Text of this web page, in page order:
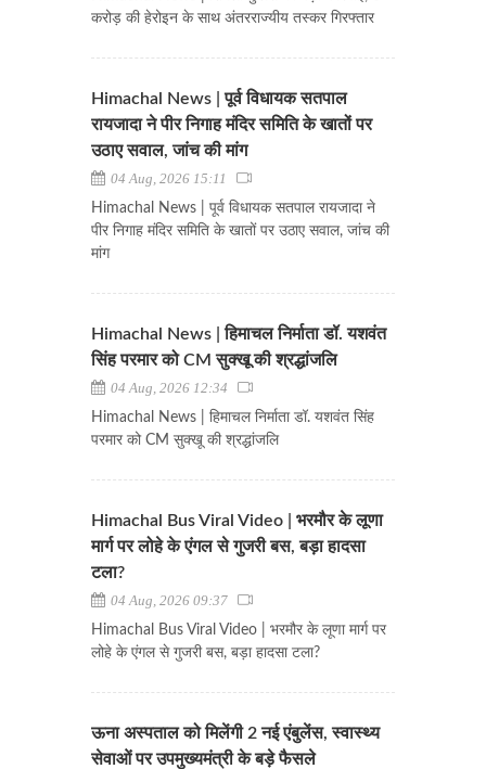
करोड़ की हेरोइन के साथ अंतरराज्यीय तस्कर गिरफ्तार
Himachal News | पूर्व विधायक सतपाल
रायजादा ने पीर निगाह मंदिर समिति के खातों पर
उठाए सवाल, जांच की मांग
04 Aug, 2026 15:11
Himachal News | पूर्व विधायक सतपाल रायजादा ने
पीर निगाह मंदिर समिति के खातों पर उठाए सवाल, जांच की
मांग
Himachal News | हिमाचल निर्माता डॉ. यशवंत
सिंह परमार को CM सुक्खू की श्रद्धांजलि
04 Aug, 2026 12:34
Himachal News | हिमाचल निर्माता डॉ. यशवंत सिंह
परमार को CM सुक्खू की श्रद्धांजलि
Himachal Bus Viral Video | भरमौर के लूणा
मार्ग पर लोहे के एंगल से गुजरी बस, बड़ा हादसा
टला?
04 Aug, 2026 09:37
Himachal Bus Viral Video | भरमौर के लूणा मार्ग पर
लोहे के एंगल से गुजरी बस, बड़ा हादसा टला?
ऊना अस्पताल को मिलेंगी 2 नई एंबुलेंस, स्वास्थ्य
सेवाओं पर उपमुख्यमंत्री के बड़े फैसले